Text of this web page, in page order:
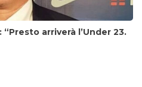
arriverà l’Under 23.